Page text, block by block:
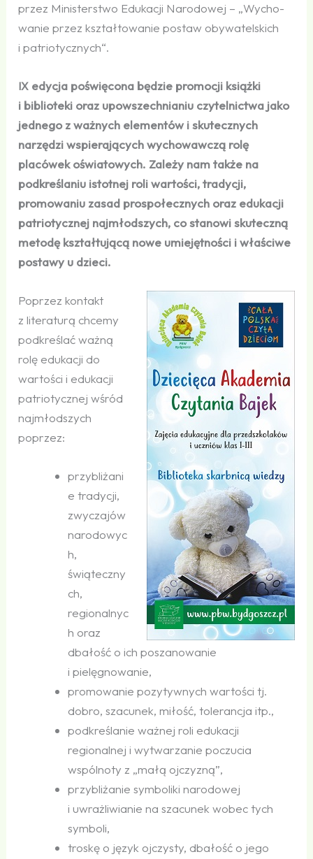
przez Minister­stwo Edukacji Narodowej – „Wycho­
wanie przez kształ­to­wanie postaw obywatelskich
i patriotycznych“.
IX edycja poświęcona będzie promocji książki
i biblioteki oraz upowszechnianiu czytelnictwa jako
jednego z ważnych elementów i skutecznych
narzędzi wspierających wychowawczą rolę
placówek oświatowych. Zależy nam także na
podkreślaniu istotnej roli wartości, tradycji,
promowaniu zasad prospołecznych oraz edukacji
patriotycznej najmłodszych, co stanowi skuteczną
metodę kształtującą nowe umiejętności i właściwe
postawy u dzieci.
Poprzez kontakt
z literaturą chcemy
podkreślać ważną
rolę edukacji do
wartości i edukacji
patriotycznej wśród
najmłodszych
poprzez:
przybliżani
e tradycji,
zwyczajów
narodowyc
h,
świąteczny
ch,
regionalnyc
h oraz
dbałość o ich poszanowanie
i pielęgnowanie,
promowanie pozytywnych wartości tj.
dobro, szacunek, miłość, tolerancja itp.,
podkreślanie ważnej roli edukacji
regionalnej i wytwarzanie poczucia
wspólnoty z „małą ojczyzną”,
przybliżanie symboliki narodowej
i uwrażliwianie na szacunek wobec tych
symboli,
troskę o język ojczysty, dbałość o jego